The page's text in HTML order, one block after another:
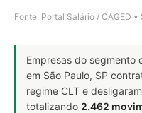
Fonte: Portal Salário / CAGED
Empresas do segmento
em São Paulo, SP
regime CLT e desligaram
totalizando 2.462